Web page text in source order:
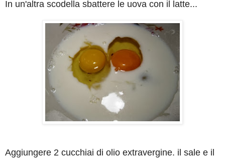
In un'altra scodella sbattere le uova con il latte...
Aggiungere 2 cucchiai di olio extravergine. il sale e il